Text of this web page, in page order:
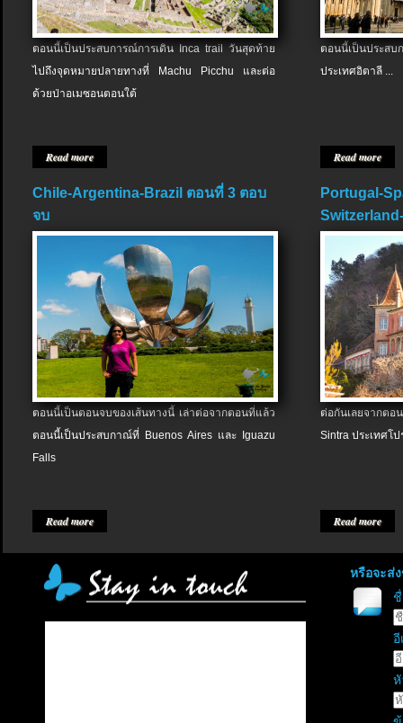
ตอนนี้เป็นประสบการณ์การเดิน Inca trail วันสุดท้าย
ไปถึงจุดหมายปลายทางที่ Machu Picchu และต่อ
ด้วยป่าอเมซอนตอนใต้
Read more
ตอนนี้เป็นประส
ประเทศอิตาลี ...
Read more
Chile-Argentina-Brazil ตอนที่ 3 ตอบ
จบ
ตอนนี้เป็นตอนจบของเส้นทางนี้ เล่าต่อจากตอนที่แล้ว
ตอนนี้เป็นประสบกาณ์ที่ Buenos Aires และ Iguazu
Falls
Read more
Portugal-
ต่อกันเลยจากต
Sintra ประเทศโป
Read more
หรือจะส่
อี
หั